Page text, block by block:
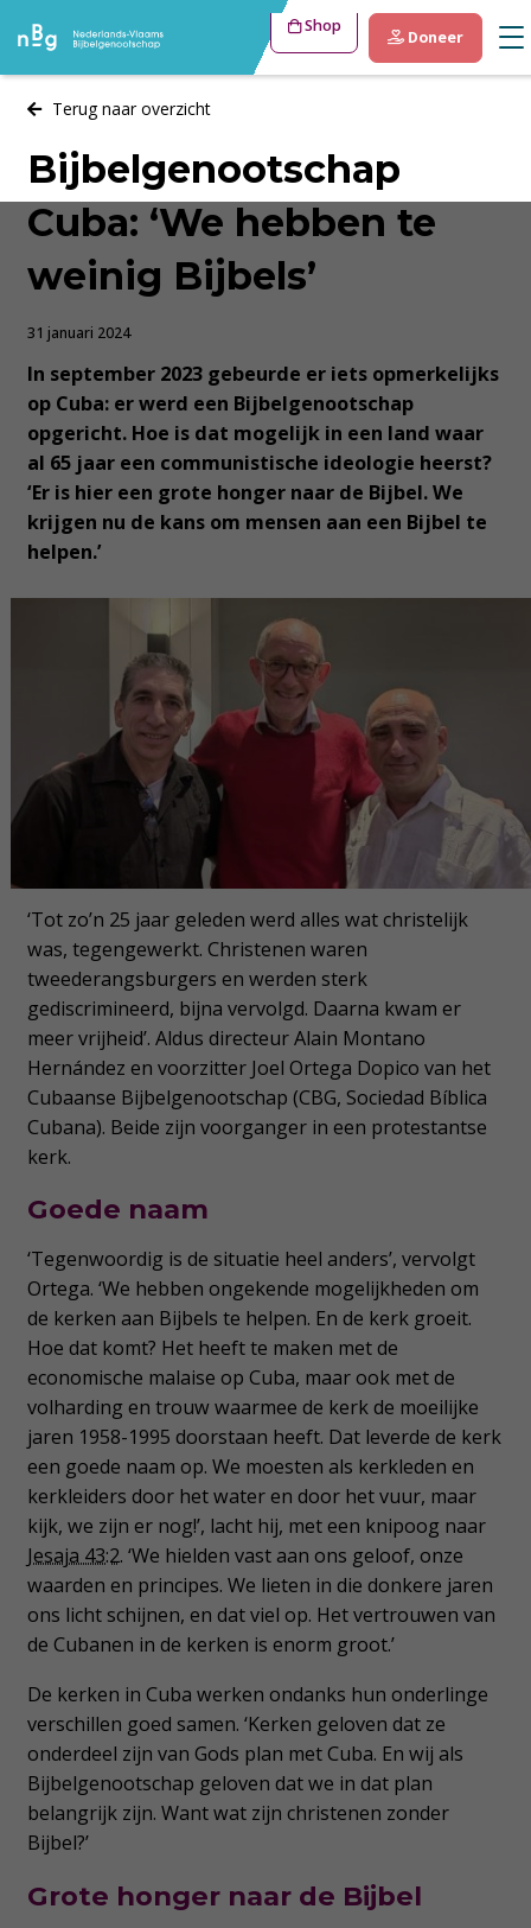
Shop
Doneer
Terug naar overzicht
Bijbelgenootschap
Cuba: ‘We hebben te
weinig Bijbels’
31 januari 2024
In september 2023 gebeurde er iets opmerkelijks
op Cuba: er werd een Bijbelgenootschap
opgericht. Hoe is dat mogelijk in een land waar
al 65 jaar een communistische ideologie heerst?
‘Er is hier een grote honger naar de Bijbel. We
krijgen nu de kans om mensen aan een Bijbel te
helpen.’
‘Tot zo’n 25 jaar geleden werd alles wat christelijk
was, tegengewerkt. Christenen waren
tweederangsburgers en werden sterk
gediscrimineerd, bijna vervolgd. Daarna kwam er
meer vrijheid’. Aldus directeur Alain Montano
Hernández en voorzitter Joel Ortega Dopico van het
Cubaanse Bijbelgenootschap (CBG, Sociedad Bíblica
Cubana). Beide zijn voorganger in een protestantse
kerk.
Goede naam
‘Tegenwoordig is de situatie heel anders’, vervolgt
Ortega. ‘We hebben ongekende mogelijkheden om
de kerken aan Bijbels te helpen. En de kerk groeit.
Hoe dat komt? Het heeft te maken met de
economische malaise op Cuba, maar ook met de
volharding en trouw waarmee de kerk de moeilijke
jaren 1958-1995 doorstaan heeft. Dat leverde de kerk
een goede naam op. We moesten als kerkleden en
kerkleiders door het water en door het vuur, maar
kijk, we zijn er nog!’, lacht hij, met een knipoog naar
Jesaja 43:2. ‘We hielden vast aan ons geloof, onze
waarden en principes. We lieten in die donkere jaren
ons licht schijnen, en dat viel op. Het vertrouwen van
de Cubanen in de kerken is enorm groot.’
De kerken in Cuba werken ondanks hun onderlinge
verschillen goed samen. ‘Kerken geloven dat ze
onderdeel zijn van Gods plan met Cuba. En wij als
Bijbelgenootschap geloven dat we in dat plan
belangrijk zijn. Want wat zijn christenen zonder
Bijbel?’
Grote honger naar de Bijbel